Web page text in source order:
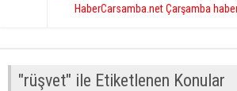
"rüşvet" ile Etiketlenen Konular